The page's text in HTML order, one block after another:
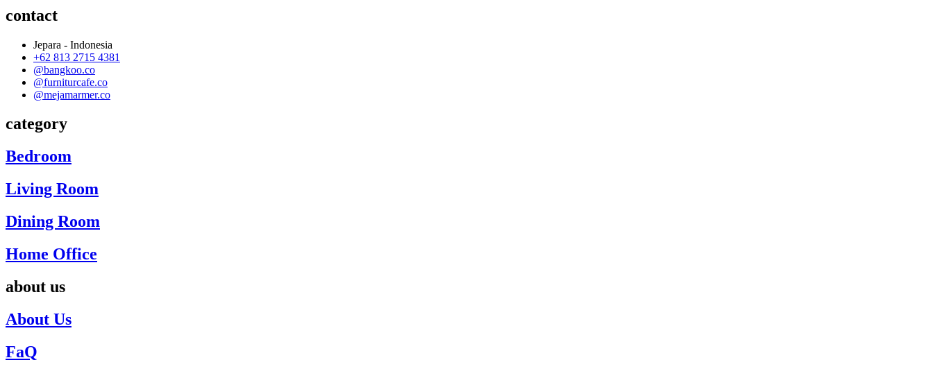
contact
Jepara - Indonesia
+62 813 2715 4381
@bangkoo.co
@furniturcafe.co
@mejamarmer.co
category
Bedroom
Living Room
Dining Room
Home Office
about us
About Us
FaQ